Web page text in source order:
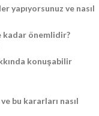
yapıyorsunuz ve nasıl
kadar önemlidir?
konuşabilir
bu kararları nasıl